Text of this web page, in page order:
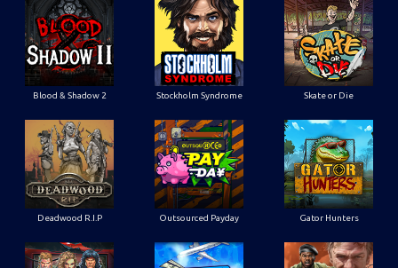
Blood & Shadow 2 Stockholm Syndrome Skate or Die
Deadwood R.I.P Outsourced Payday Gator Hunters